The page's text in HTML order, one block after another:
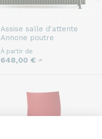
Assise salle d'attente
Annone poutre
À partir de
648,00 € HT